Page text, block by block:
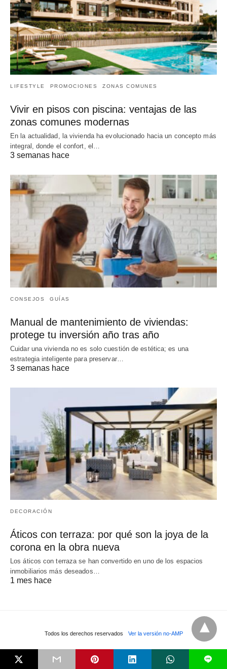
LIFESTYLE PROMOCIONES ZONAS COMUNES
Vivir en pisos con piscina: ventajas de las
zonas comunes modernas
En la actualidad, la vivienda ha evolucionado hacia un concepto más
integral, donde el confort, el…
3 semanas hace
CONSEJOS GUÍAS
Manual de mantenimiento de viviendas:
protege tu inversión año tras año
Cuidar una vivienda no es solo cuestión de estética; es una
estrategia inteligente para preservar…
3 semanas hace
DECORACIÓN
Áticos con terraza: por qué son la joya de la
corona en la obra nueva
Los áticos con terraza se han convertido en uno de los espacios
inmobiliarios más deseados…
1 mes hace
Todos los derechos reservados Ver la versión no-AMP
L